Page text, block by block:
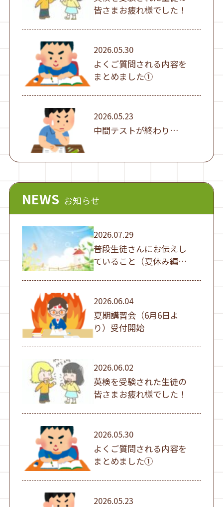
皆さまお疲れ様でした！
2026.05.30
よくご質問される内容を
まとめました①
2026.05.23
中間テストが終わり…
NEWS お知らせ
2026.07.29
普段生徒さんにお伝えし
ていること（夏休み編
①）
2026.06.04
夏期講習会（6月6日よ
り）受付開始
2026.06.02
英検を受験された生徒の
皆さまお疲れ様でした！
2026.05.30
よくご質問される内容を
まとめました①
2026.05.23